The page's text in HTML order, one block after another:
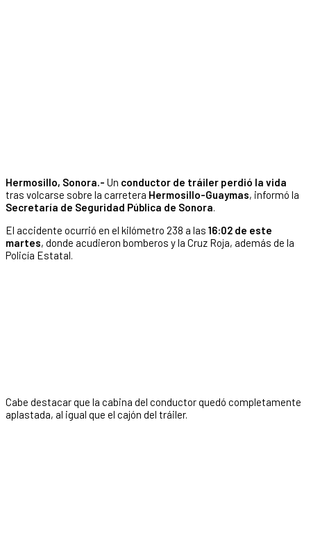
Hermosillo, Sonora.- Un conductor de tráiler perdió la vida
tras volcarse sobre la carretera Hermosillo-Guaymas, informó la
Secretaría de Seguridad Pública de Sonora.
El accidente ocurrió en el kilómetro 238 a las 16:02 de este
martes, donde acudieron bomberos y la Cruz Roja, además de la
Policía Estatal.
Cabe destacar que la cabina del conductor quedó completamente
aplastada, al igual que el cajón del tráiler.